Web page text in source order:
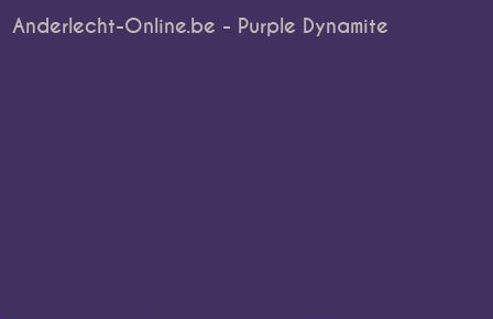
Anderlecht-Online.be - Purple Dynamite